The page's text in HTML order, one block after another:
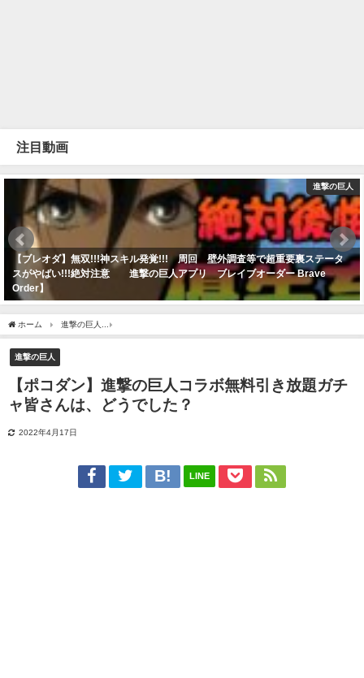
注目動画
進撃の巨人
【ブレオダ】無双!!!神スキル発覚!!! 周回 壁外調査等で超重要裏ステータ
スがやばい!!!絶対注意 進撃の巨人アプリ ブレイブオーダー Brave
Order】
ホーム 進撃の巨人
進撃の巨人
【ポコダン】進撃の巨人コラボ無料引き放題ガチ
ャ皆さんは、どうでした？
2022年4月17日
LINE